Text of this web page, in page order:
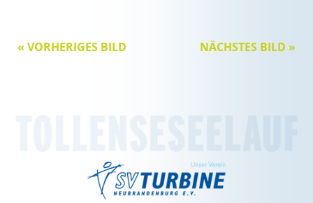
« VORHERIGES BILD NÄCHSTES BILD »